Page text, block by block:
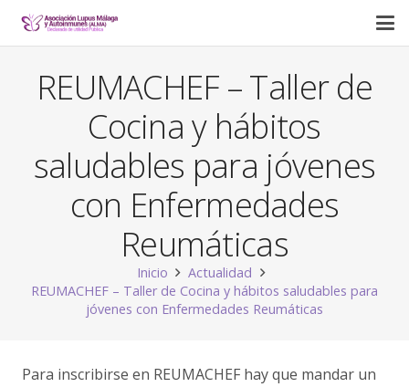
REUMACHEF – Taller de
Cocina y hábitos
saludables para jóvenes
con Enfermedades
Reumáticas
Inicio
Actualidad
REUMACHEF – Taller de Cocina y hábitos saludables para
jóvenes con Enfermedades Reumáticas
Para inscribirse en REUMACHEF hay que mandar un